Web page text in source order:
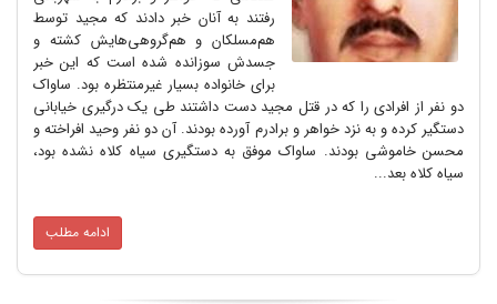
رفتند به آنان خبر دادند که مجید توسط
هم‌مسلکان و هم‌گروهی‌هایش کشته و
جسدش سوزانده شده است که این خبر
برای خانواده بسیار غیرمنتظره‌ بود. ساواک
را که در قتل مجید دست داشتند طی یک درگیری خیابانی
نزد خواهر و برادرم آورده بودند. آن دو نفر وحید افراخته و
بودند. ساواک موفق به دستگیری سیاه کلاه نشده بود،